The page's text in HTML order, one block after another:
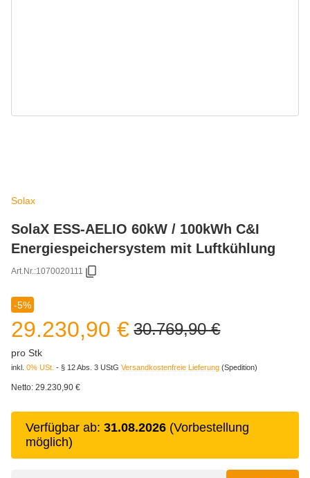
Solax
SolaX ESS-AELIO 60kW / 100kWh C&I
Energiespeichersystem mit Luftkühlung
Art.Nr.:1070020111
-5%
29.230,90 € 30.769,90 €
pro Stk
inkl. 0% USt. - § 12 Abs. 3 UStG Versandkostenfreie Lieferung (Spedition)
Netto: 29.230,90 €
Verfügbar ab: 31.08.2026 (Vorbestellung
möglich)